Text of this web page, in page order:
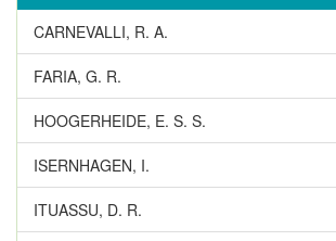
CARNEVALLI, R. A.
FARIA, G. R.
HOOGERHEIDE, E. S. S.
ISERNHAGEN, I.
ITUASSU, D. R.